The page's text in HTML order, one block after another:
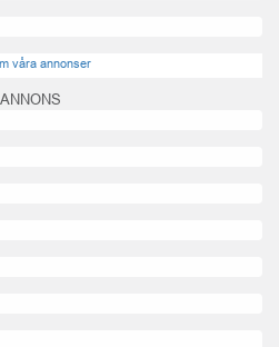
våra annonser
ANNONS